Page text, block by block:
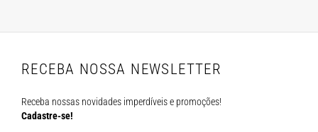
RECEBA NOSSA NEWSLETTER
Receba nossas novidades imperdíveis e promoções!
Cadastre-se!